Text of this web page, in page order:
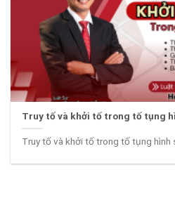
Truy tố và khởi tố trong tố tụng
Truy tố và khởi tố trong tố tụng hình